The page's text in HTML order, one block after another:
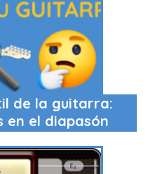
de la guitarra:
en el diapasón